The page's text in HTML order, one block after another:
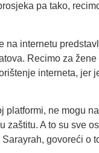
pa tako,
na internetu
Recimo za
interneta, jer
ne mogu
zaštitu. A to su sve
govoreći o